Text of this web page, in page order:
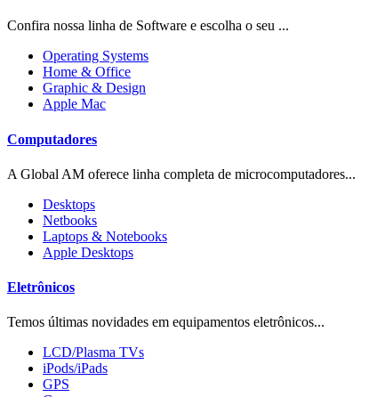
Confira nossa linha de Software e escolha o seu ...
Operating Systems
Home & Office
Graphic & Design
Apple Mac
Computadores
A Global AM oferece linha completa de microcomputadores...
Desktops
Netbooks
Laptops & Notebooks
Apple Desktops
Eletrônicos
Temos últimas novidades em equipamentos eletrônicos...
LCD/Plasma TVs
iPods/iPads
GPS